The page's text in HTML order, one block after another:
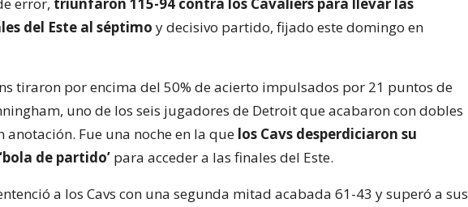
del Este al séptimo y decisivo partido, fijado este domingo en
tiraron por encima del 50% de acierto impulsados por 21 puntos de
uno de los seis jugadores de Detroit que acabaron con dobles
anotación. Fue una noche en la que los Cavs desperdiciaron su
de partido’ para acceder a las finales del Este.
a los Cavs con una segunda mitad acabada 61-43 y superó a sus